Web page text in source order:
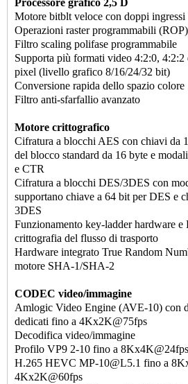
Processore grafico 2,5 D
Motore bitblt veloce con doppi ingressi
Operazioni raster programmabili (ROP)
Filtro scaling polifase programmabile
Supporta più formati video 4:2:0,
pixel (livello grafico 8/16/24/32 bit)
Conversione rapida dello spazio colore
Filtro anti-sfarfallio avanzato
Motore crittografico
Cifratura a blocchi AES con chiavi da
del blocco standard da 16 byte e
e CTR
Cifratura a blocchi DES/3DES con
supportano chiave a 64 bit per DES e
3DES
Funzionamento key-ladder hardware
crittografia del flusso di trasporto
Hardware integrato True Random
motore SHA-1/SHA-2
CODEC video/immagine
Amlogic Video Engine (AVE-10) con
dedicati fino a 4Kx2K@75fps
Decodifica video/immagine
Profilo VP9 2-10 fino a
H.265 HEVC MP-10@L5.1 fino a
4Kx2K@60fps